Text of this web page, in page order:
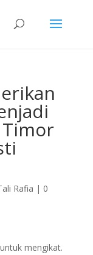
Rafia | 0
mengikat.